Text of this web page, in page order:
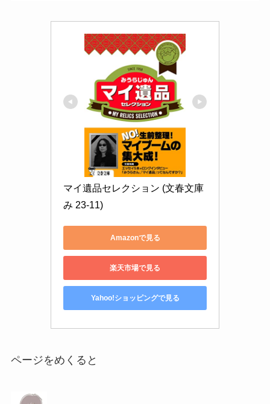
マイ遺品セレクション (文春文庫
み 23-11)
Amazonで見る
楽天市場で見る
Yahoo!ショッピングで見る
ページをめくると